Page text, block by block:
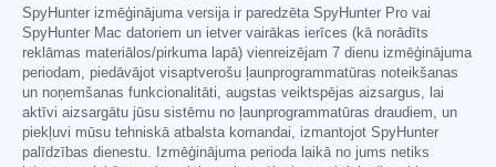
SpyHunter izmēģinājuma versija ir paredzēta SpyHunter Pro vai
SpyHunter Mac datoriem un ietver vairākas ierīces (kā norādīts
reklāmas materiālos/pirkuma lapā) vienreizējam 7 dienu izmēģinājuma
periodam, piedāvājot visaptverošu ļaunprogrammatūras noteikšanas
un noņemšanas funkcionalitāti, augstas veiktspējas aizsargus, lai
aktīvi aizsargātu jūsu sistēmu no ļaunprogrammatūras draudiem, un
piekļuvi mūsu tehniskā atbalsta komandai, izmantojot SpyHunter
palīdzības dienestu. Izmēģinājuma perioda laikā no jums netiks